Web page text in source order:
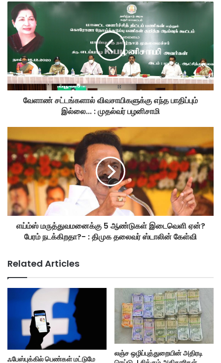
வேளாண் சட்டங்களால் விவசாயிகளுக்கு எந்த பாதிப்பும்
இல்லை... : முதல்வர் பழனிசாமி
எய்ம்ஸ் மருத்துவமனைக்கு 5 ஆண்டுகள் இடைவெளி ஏன்?
பேரம் நடக்கிறதா?- : திமுக தலைவர் ஸ்டாலின் கேள்வி
Related Articles
ஃபேஸ்புக்கில் பெண்கள் மட்டுமே
லஞ்ச ஒழிப்புத்துறையின் அதிரடி